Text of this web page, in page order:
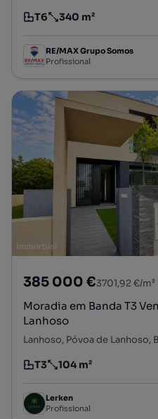
Tipologia
T6
Preço por metro quadrado
340 m²
RE/MAX Grupo Somos
Profissional
385 000 €3701,92 €/m²
Moradia em Banda T3
Lanhoso
Lanhoso, Póvoa de Lanhoso,
Tipologia
T3
Preço por metro quadrado
104 m²
Lerken
Profissional